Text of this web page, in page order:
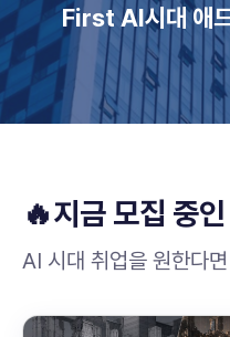
First AI시대 애
🔥지금 모집 중
AI 시대 취업을 원한다